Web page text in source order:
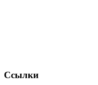
Ссылки